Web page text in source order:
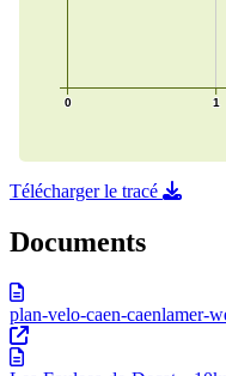
Télécharger le tracé
Documents
plan-velo-caen-caenlamer-